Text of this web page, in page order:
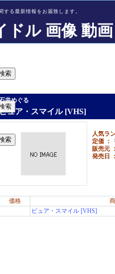
する最新情報をお届致します。
ドル 画像 動
井めぐる
ュア・スマイル [VHS]
人気ラ
定価 ：
販売元
発売日
価格
ピュア・スマイル [VHS]